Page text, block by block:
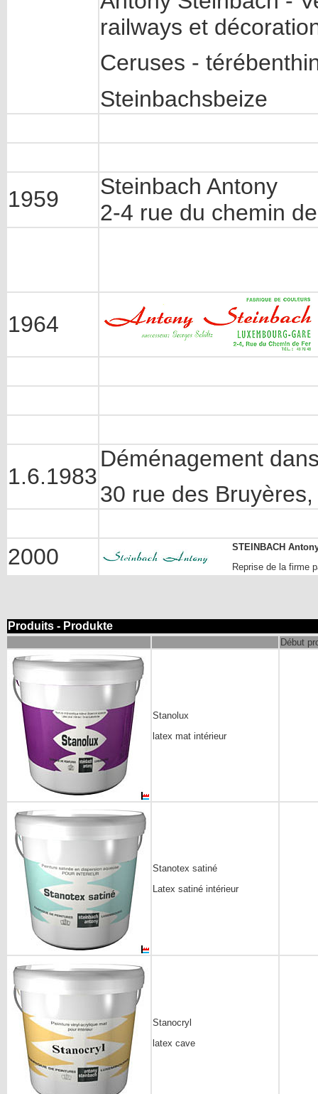
railways et
Ceruses -
Steinbachsbeize
1959
Steinbach Antony
2-4 rue du chemin
1964
1.6.1983
Déménagement
30 rue des
2000
STEINBACH
Reprise de la firme
Produits - Produkte
Début
Stanolux
latex mat intérieur
Stanotex satiné
Latex satiné intérieur
Stanocryl
latex cave